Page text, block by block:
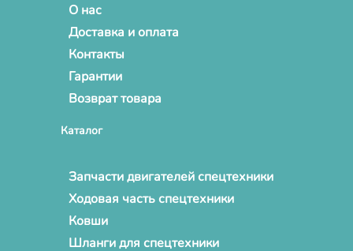
О нас
Доставка и оплата
Контакты
Гарантии
Возврат товара
Каталог
Запчасти двигателей спецтехники
Ходовая часть спецтехники
Ковши
Шланги для спецтехники